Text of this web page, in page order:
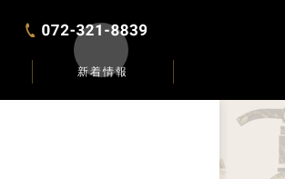
新着情報